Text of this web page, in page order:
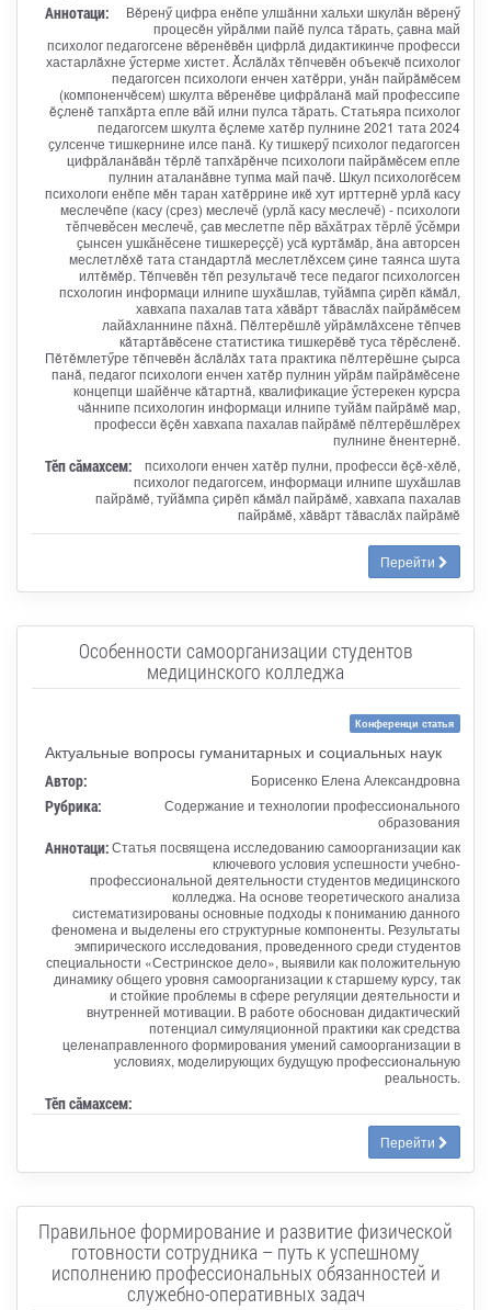
Аннотаци:
Вĕренӳ цифра енĕпе улшăнни хальхи шкулăн вĕренӳ
процесĕн уйрăлми пайĕ пулса тăрать, ҫавна май
психолог педагогсене вĕренĕвĕн цифрлă дидактикинче професси
хастарлăхне ӳстерме хистет. Ăслăлăх тĕпчевĕн объекчĕ психолог
педагогсен психологи енчен хатĕрри, унăн пайрăмĕсем
(компоненчĕсем) шкулта вĕренĕве цифрăланă май профессипе
ĕҫленĕ тапхăрта епле вăй илни пулса тăрать. Статьяра психолог
педагогсем шкулта ĕҫлеме хатĕр пулнине 2021 тата 2024
ҫулсенче тишкернине илсе панă. Ку тишкерӳ психолог педагогсен
цифрăланăвăн тĕрлĕ тапхăрĕнче психологи пайрăмĕсем епле
пулнин аталанăвне тупма май пачĕ. Шкул психологĕсем
психологи енĕпе мĕн таран хатĕррине икĕ хут ирттернĕ урлă касу
меслечĕпе (касу (срез) меслечӗ (урлӑ касу меслечӗ) - психологи
тӗпчевӗсен меслечӗ, ҫав меслетпе пӗр вӑхӑтрах тӗрлӗ ӳсӗмри
ҫынсен ушкӑнӗсене тишкереҫҫӗ) усă куртăмăр, ăна авторсен
меслетлĕхĕ тата стандартлă меслетлĕхсем ҫине таянса шута
илтĕмĕр. Тĕпчевĕн тĕп результачĕ тесе педагог психологсен
псхологин информаци илнипе шухăшлав, туйăмпа ҫирĕп кăмăл,
хавхапа пахалав тата хăвăрт тăваслăх пайрăмĕсем
лайăхланнине пăхнă. Пĕлтерĕшлĕ уйрăмлăхсене тĕпчев
кăтартăвĕсене статистика тишкерĕвĕ туса тĕрĕсленĕ.
Пĕтĕмлетӳре тĕпчевĕн ăслăлăх тата практика пĕлтерĕшне ҫырса
панă, педагог психологи енчен хатĕр пулнин уйрăм пайрăмĕсене
концепци шайĕнче кăтартнă, квалификацие ӳстерекен курсра
чăннипе психологин информаци илнипе туйăм пайрăмĕ мар,
професси ĕҫĕн хавхапа пахалав пайрăмĕ пĕлтерĕшлĕрех
пулнине ĕнентернĕ.
Тӗп сӑмахсем:
психологи енчен хатĕр пулни, професси ĕҫĕ-хĕлĕ,
психолог педагогсем, информаци илнипе шухăшлав
пайрăмĕ, туйăмпа ҫирĕп кăмăл пайрăмĕ, хавхапа пахалав
пайрăмĕ, хăвăрт тăваслăх пайрăмĕ
Перейти
Особенности самоорганизации студентов
медицинского колледжа
Конференци статья
Актуальные вопросы гуманитарных и социальных наук
Автор: Борисенко Елена Александровна
Рубрика:
Содержание и технологии профессионального
образования
Аннотаци:Статья посвящена исследованию самоорганизации как
ключевого условия успешности учебно-
профессиональной деятельности студентов медицинского
колледжа. На основе теоретического анализа
систематизированы основные подходы к пониманию данного
феномена и выделены его структурные компоненты. Результаты
эмпирического исследования, проведенного среди студентов
специальности «Сестринское дело», выявили как положительную
динамику общего уровня самоорганизации к старшему курсу, так
и стойкие проблемы в сфере регуляции деятельности и
внутренней мотивации. В работе обоснован дидактический
потенциал симуляционной практики как средства
целенаправленного формирования умений самоорганизации в
условиях, моделирующих будущую профессиональную
реальность.
Тӗп сӑмахсем:
Перейти
Правильное формирование и развитие физической
готовности сотрудника – путь к успешному
исполнению профессиональных обязанностей и
служебно-оперативных задач